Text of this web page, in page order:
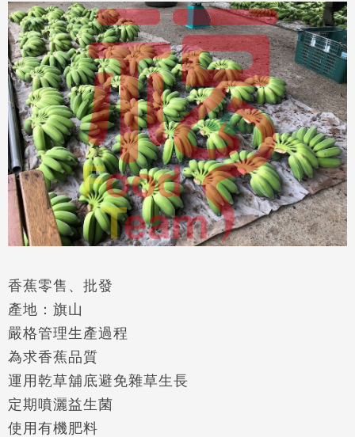
香蕉零售、批發
產地：旗山
嚴格管理生產過程
為求香蕉品質
運用乾草舖底避免雜草生長
定期噴灑益生菌
使用有機肥料